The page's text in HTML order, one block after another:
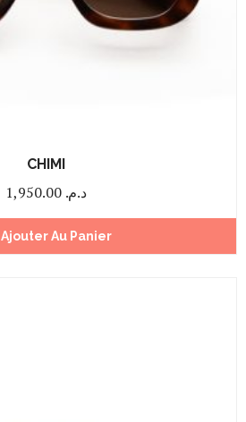
CHIMI
د.م. 1,950.00
Ajouter Au Panier